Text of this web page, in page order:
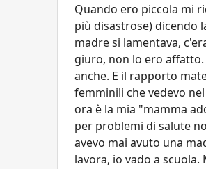
Quando ero piccola mi
più disastrose) dicendo
madre si lamentava,
giuro, non lo ero affatto.
anche. E il rapporto
femminili che vedevo
ora è la mia "mamma
per problemi di salute
avevo mai avuto una
lavora, io vado a